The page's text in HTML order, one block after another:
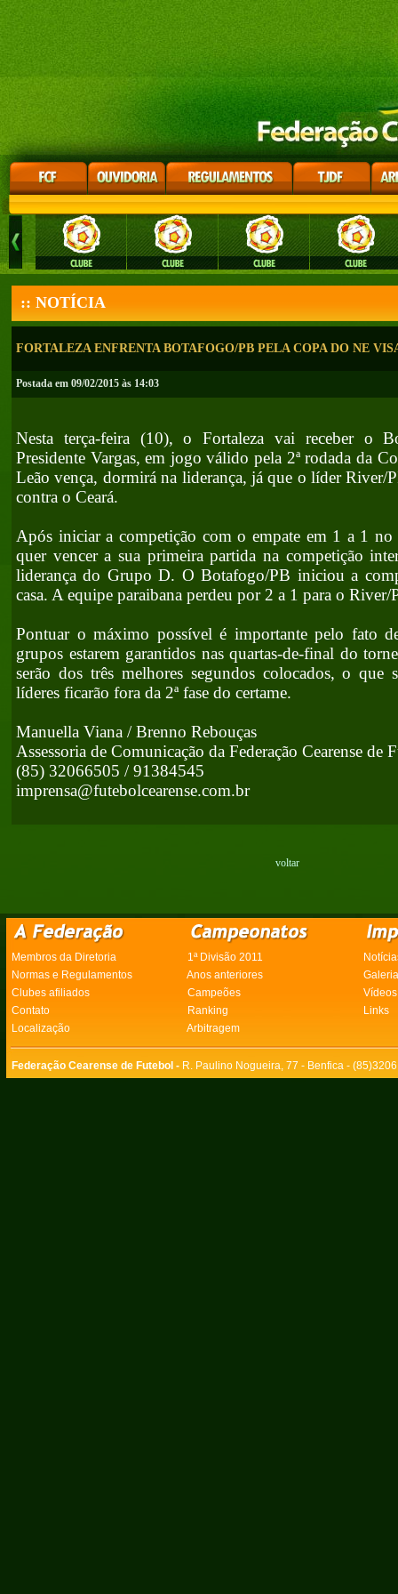
:: NOTÍCIA
FORTALEZA ENFRENTA BOTAFOGO/PB PELA COPA DO NE
Postada em 09/02/2015 às 14:03
Nesta terça-feira (10), o Fortaleza vai receber o
Presidente Vargas, em jogo válido pela 2ª rodada da
Leão vença, dormirá na liderança, já que o líder River/
contra o Ceará.
Após iniciar a competição com o empate em 1 a 1 no
quer vencer a sua primeira partida na competição
liderança do Grupo D. O Botafogo/PB iniciou a
casa. A equipe paraibana perdeu por 2 a 1 para o River/
Pontuar o máximo possível é importante pelo fato
grupos estarem garantidos nas quartas-de-final do
serão dos três melhores segundos colocados, o
líderes ficarão fora da 2ª fase do certame.
Manuella Viana / Brenno Rebouças
Assessoria de Comunicação da Federação Cearense de
(85) 32066505 / 91384545
imprensa@futebolcearense.com.br
voltar
Membros da Diretoria 1ª Divisão 2011
Normas e Regulamentos
Anos anteriores
Clubes afiliados
Campeões
Vídeos
Contato
Ranking
Links
Localização
Arbitragem
Federação Cearense de Futebol - R. Paulino Nogueira, 77 - Benfica -